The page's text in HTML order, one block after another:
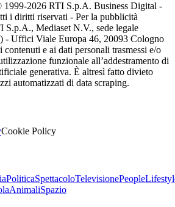
1999-2026 RTI S.p.A. Business Digital -
i diritti riservati - Per la pubblicità
S.p.A., Mediaset N.V., sede legale
- Uffici Viale Europa 46, 20093 Cologno
contenuti e ai dati personali trasmessi e/o
funzionale all’addestramento di
generativa. È altresì fatto divieto
automatizzati di data scraping.
Cookie Policy
PoliticaSpettacoloTelevisionePeople
AnimaliSpazio